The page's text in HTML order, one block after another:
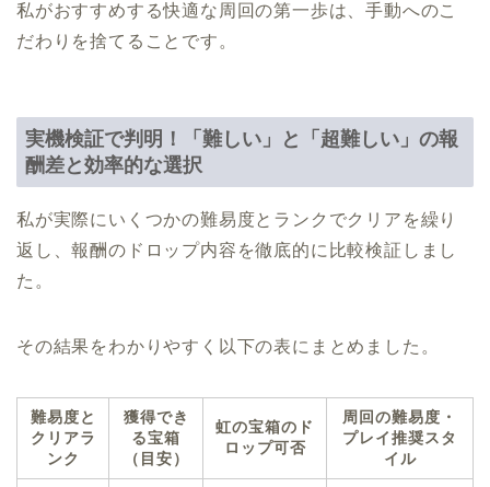
私がおすすめする快適な周回の第一歩は、手動へのこ
だわりを捨てることです。
実機検証で判明！「難しい」と「超難しい」の報
酬差と効率的な選択
私が実際にいくつかの難易度とランクでクリアを繰り
返し、報酬のドロップ内容を徹底的に比較検証しまし
た。
その結果をわかりやすく以下の表にまとめました。
難易度と
クリアラ
ンク
獲得でき
る宝箱
（目安）
虹の宝箱のド
ロップ可否
周回の難易度・
プレイ推奨スタ
イル